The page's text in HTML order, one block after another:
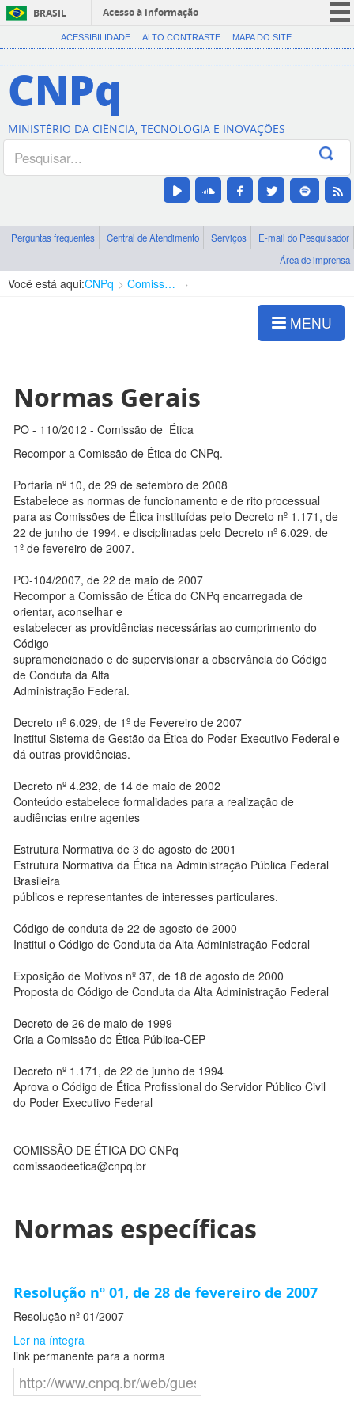
BRASIL
Acesso à informação
CORONAVÍRUS (COVID-19)
Canais
ACESSIBILIDADE ALTO CONTRASTE MAPA DO SITE
CNPq
MINISTÉRIO DA CIÊNCIA, TECNOLOGIA E INOVAÇÕES
Perguntas frequentes Central de Atendimento Serviços
E-mail do Pesquisador
Área de imprensa
Você está aqui:CNPq Comissão de Ética
MENU
Normas Gerais
PO - 110/2012 - Comissão de Ética
Recompor a Comissão de Ética do CNPq.
Portaria nº 10, de 29 de setembro de 2008
Estabelece as normas de funcionamento e de rito processual
para as Comissões de Ética instituídas pelo Decreto nº 1.171, de
22 de junho de 1994, e disciplinadas pelo Decreto nº 6.029, de
1º de fevereiro de 2007.
PO-104/2007, de 22 de maio de 2007
Recompor a Comissão de Ética do CNPq encarregada de
orientar, aconselhar e
estabelecer as providências necessárias ao cumprimento do
Código
supramencionado e de supervisionar a observância do Código
de Conduta da Alta
Administração Federal.
Decreto nº 6.029, de 1º de Fevereiro de 2007
Institui Sistema de Gestão da Ética do Poder Executivo Federal e
dá outras providências.
Decreto nº 4.232, de 14 de maio de 2002
Conteúdo estabelece formalidades para a realização de
audiências entre agentes
Estrutura Normativa de 3 de agosto de 2001
Estrutura Normativa da Ética na Administração Pública Federal
Brasileira
públicos e representantes de interesses particulares.
Código de conduta de 22 de agosto de 2000
Institui o Código de Conduta da Alta Administração Federal
Exposição de Motivos nº 37, de 18 de agosto de 2000
Proposta do Código de Conduta da Alta Administração Federal
Decreto de 26 de maio de 1999
Cria a Comissão de Ética Pública-CEP
Decreto nº 1.171, de 22 de junho de 1994
Aprova o Código de Ética Profissional do Servidor Público Civil
do Poder Executivo Federal
COMISSÃO DE ÉTICA DO CNPq
comissaodeetica@cnpq.br
Normas específicas
Resolução nº 01, de 28 de fevereiro de 2007
Resolução nº 01/2007
Ler na íntegra
link permanente para a norma